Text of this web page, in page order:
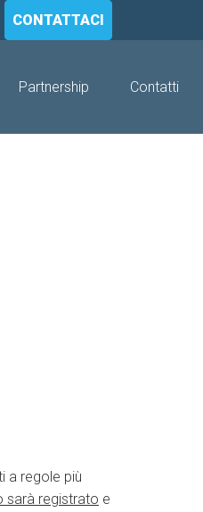
CONTATTACI
Partnership Contatti
a regole più
sarà registrato e